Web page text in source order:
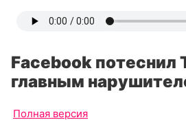
Facebook потеснил
главным
Полная версия